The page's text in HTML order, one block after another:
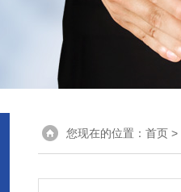
您现在的位置： 首页 >